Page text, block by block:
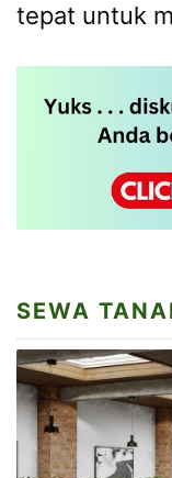
tepat untuk
SEWA